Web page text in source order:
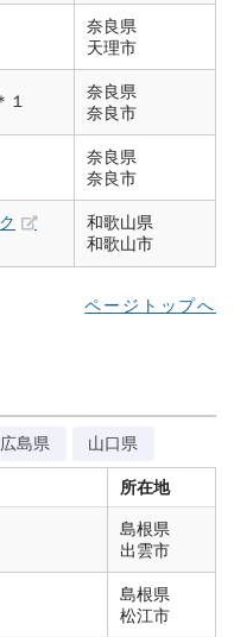
奈良県
天理市
奈良県
奈良市
奈良県
奈良市
和歌山県
和歌山市
ページトップへ
広島県 山口県
所在地
島根県
出雲市
島根県
松江市